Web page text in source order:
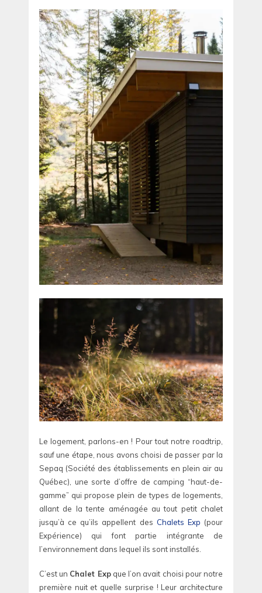
Le logement, parlons-en ! Pour tout notre roadtrip,
sauf une étape, nous avons choisi de passer par la
Sepaq (Société des établissements en plein air au
Québec), une sorte d’offre de camping “haut-de-
gamme” qui propose plein de types de logements,
allant de la tente aménagée au tout petit chalet
jusqu’à ce qu’ils appellent des Chalets Exp (pour
Expérience) qui font partie intégrante de
l’environnement dans lequel ils sont installés.
C’est un Chalet Expque l’on avait choisi pour notre
première nuit et quelle surprise ! Leur architecture